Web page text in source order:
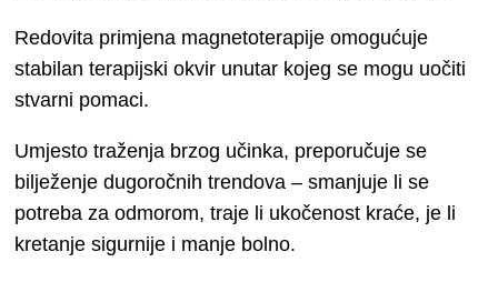
Redovita primjena magnetoterapije omogućuje
stabilan terapijski okvir unutar kojeg se mogu uočiti
stvarni pomaci.
Umjesto traženja brzog učinka, preporučuje se
bilježenje dugoročnih trendova – smanjuje li se
potreba za odmorom, traje li ukočenost kraće, je li
kretanje sigurnije i manje bolno.